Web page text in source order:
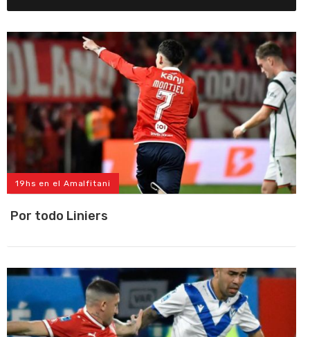
19hs en el Amalfitani
Por todo Liniers